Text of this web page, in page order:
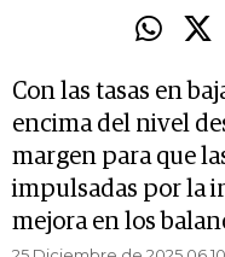
Con las tasas en
encima del nivel
margen para que
impulsadas por la
mejora en los